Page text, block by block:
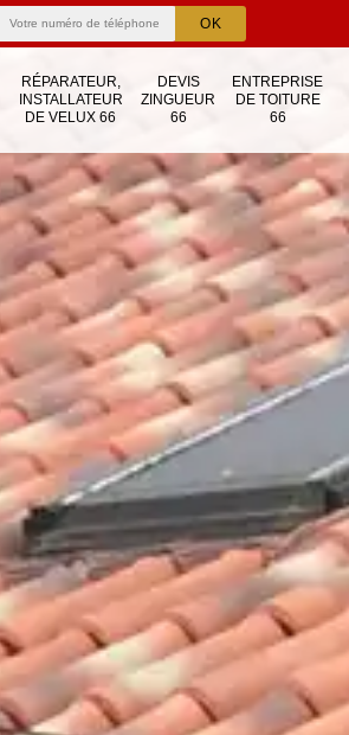
RÉPARATEUR,
INSTALLATEUR
DE VELUX 66
DEVIS
ZINGUEUR
66
ENTREPRISE
DE TOITURE
66